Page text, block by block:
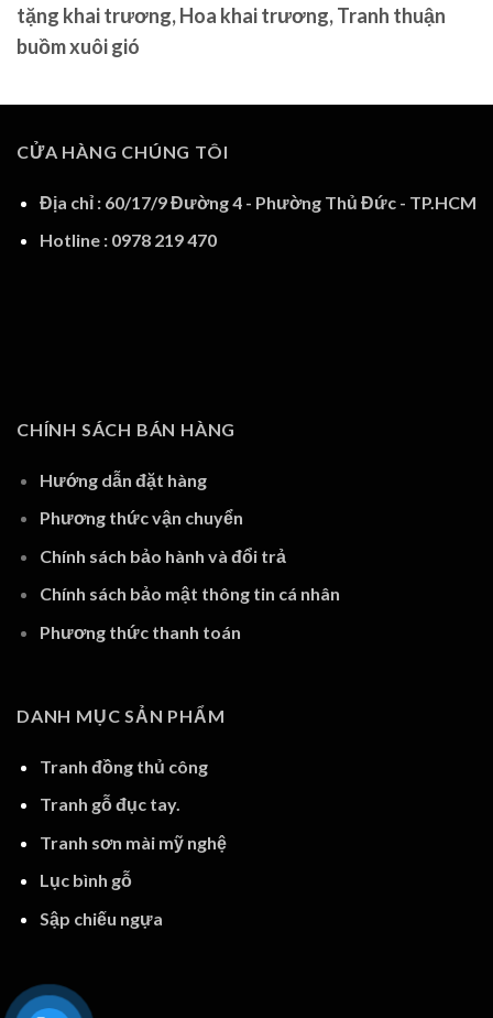
tặng khai trương, Hoa khai trương, Tranh thuận
buồm xuôi gió
CỬA HÀNG CHÚNG TÔI
Địa chỉ : 60/17/9 Đường 4 - Phường Thủ Đức - TP.HCM
Hotline : 0978 219 470
CHÍNH SÁCH BÁN HÀNG
Hướng dẫn đặt hàng
Phương thức vận chuyển
Chính sách bảo hành và đổi trả
Chính sách bảo mật thông tin cá nhân
Phương thức thanh toán
DANH MỤC SẢN PHẨM
Tranh đồng thủ công
Tranh gỗ đục tay.
Tranh sơn mài mỹ nghệ
Lục bình gỗ
Sập chiếu ngựa